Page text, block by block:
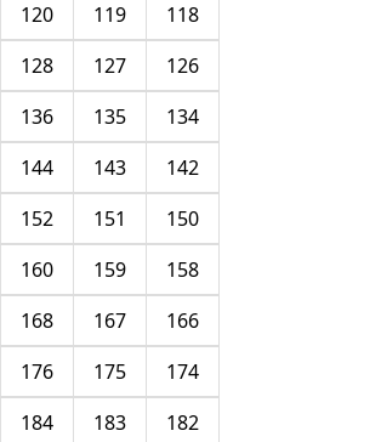
118
119
120
126
127
128
134
135
136
142
143
144
150
151
152
158
159
160
166
167
168
174
175
176
182
183
184